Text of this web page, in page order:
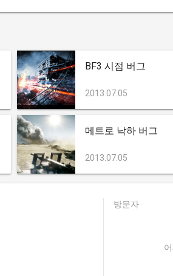
BF3 시점 버그
2013.07.05
메트로 낙하 버그
2013.07.05
방문자